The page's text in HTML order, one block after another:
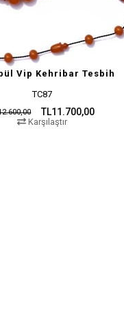
Vip Kehribar Tesbih
TC87
TL11.700,00
Karşılaştır